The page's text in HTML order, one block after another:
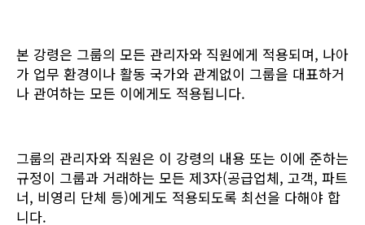
본 강령은 그룹의 모든 관리자와 직원에게 적용되며, 나아
가 업무 환경이나 활동 국가와 관계없이 그룹을 대표하거
나 관여하는 모든 이에게도 적용됩니다.
그룹의 관리자와 직원은 이 강령의 내용 또는 이에 준하는
규정이 그룹과 거래하는 모든 제3자(공급업체, 고객, 파트
너, 비영리 단체 등)에게도 적용되도록 최선을 다해야 합
니다.